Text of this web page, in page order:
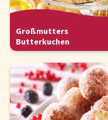
Großmutters
Butterkuchen
zu. Über den
welche Cookies Sie
Sie in unserer
Alle